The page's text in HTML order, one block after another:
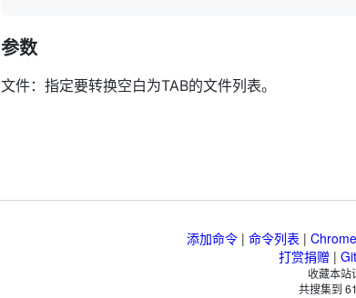
参数
文件：指定要转换空白为TAB的文件列表。
添加命令| 命令列表 |
打赏捐赠 |
收藏本站
共搜集到